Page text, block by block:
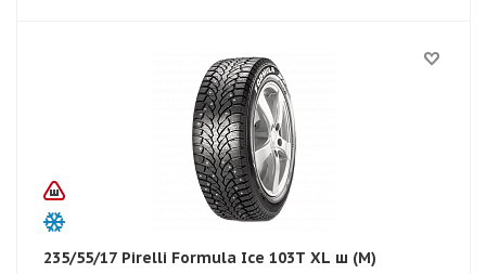
235/55/17 Pirelli Formula Ice 103T XL ш (М)